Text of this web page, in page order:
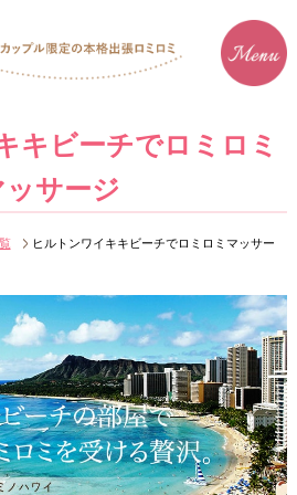
キビーチでロミロミ
ッサージ
ヒルトンワイキキビーチでロミロミマッサー